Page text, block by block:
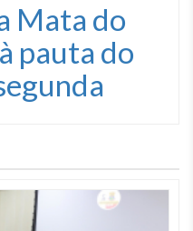
Mata do
pauta do